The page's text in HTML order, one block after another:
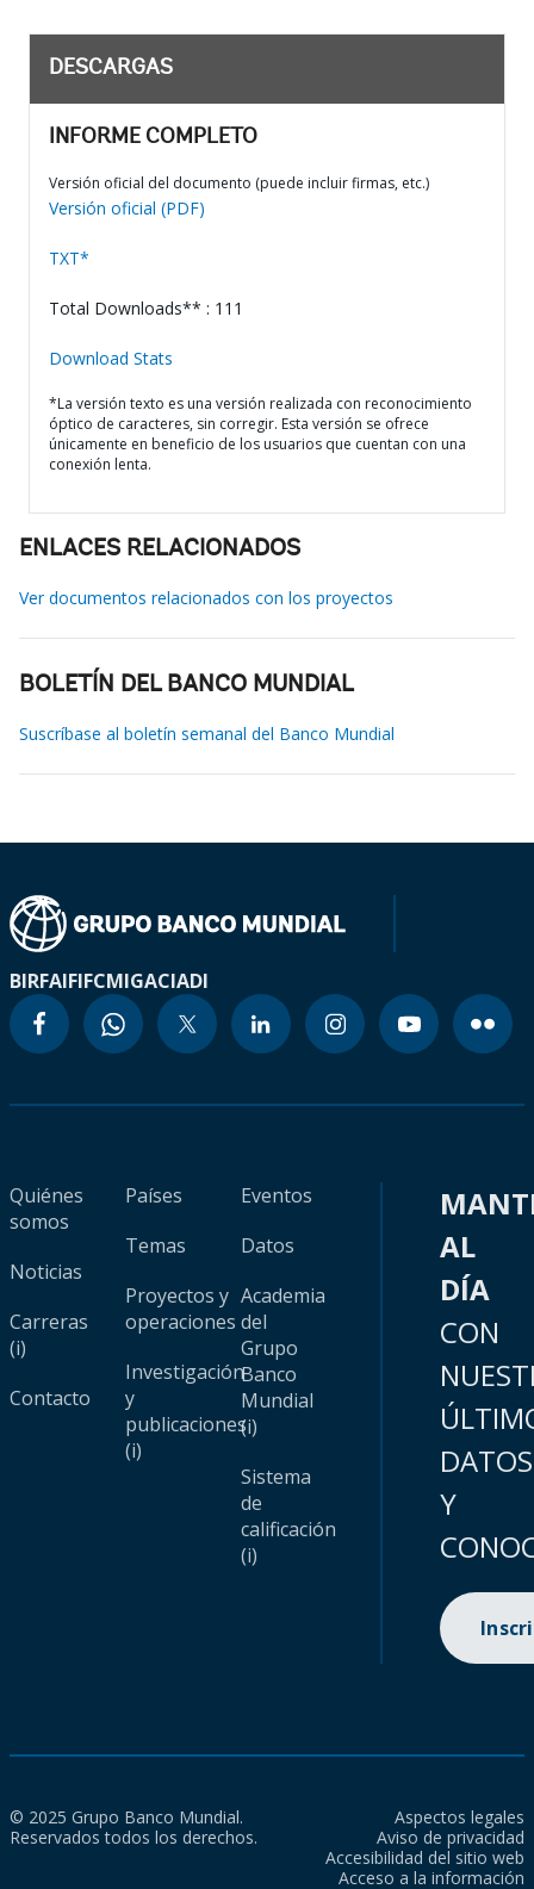
DESCARGAS
INFORME COMPLETO
Versión oficial del documento (puede incluir firmas, etc.)
Versión oficial (PDF)
TXT*
Total Downloads** : 111
Download Stats
*La versión texto es una versión realizada con reconocimiento
óptico de caracteres, sin corregir. Esta versión se ofrece
únicamente en beneficio de los usuarios que cuentan con una
conexión lenta.
ENLACES RELACIONADOS
Ver documentos relacionados con los proyectos
BOLETÍN DEL BANCO MUNDIAL
Suscríbase al boletín semanal del Banco Mundial
BIRFAIFIFCMIGACIADI
Quiénes
somos
Noticias
Carreras
(i)
Contacto
Países
Temas
Proyectos y
operaciones
Investigación
y
publicaciones
(i)
Eventos
Datos
Academia
del
Grupo
Banco
Mundial
(i)
Sistema
de
calificación
(i)
AL
DÍA
CON
DATOS
Y
© 2025 Grupo Banco Mundial.
Reservados todos los derechos.
Aspectos legales
Aviso de privacidad
Accesibilidad del sitio web
Acceso a la información